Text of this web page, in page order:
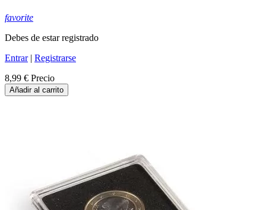
favorite
Debes de estar registrado
Entrar| Registrarse
8,99 € Precio
Añadir al carrito